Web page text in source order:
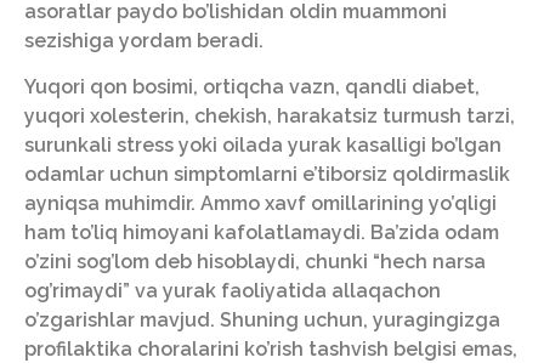
asoratlar paydo bo’lishidan oldin muammoni
sezishiga yordam beradi.
Yuqori qon bosimi, ortiqcha vazn, qandli diabet,
yuqori xolesterin, chekish, harakatsiz turmush tarzi,
surunkali stress yoki oilada yurak kasalligi bo’lgan
odamlar uchun simptomlarni e’tiborsiz qoldirmaslik
ayniqsa muhimdir. Ammo xavf omillarining yo’qligi
ham to’liq himoyani kafolatlamaydi. Ba’zida odam
o’zini sog’lom deb hisoblaydi, chunki “hech narsa
og’rimaydi” va yurak faoliyatida allaqachon
o’zgarishlar mavjud. Shuning uchun, yuragingizga
profilaktika choralarini ko’rish tashvish belgisi emas,